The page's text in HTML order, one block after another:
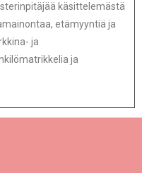
käsittelemästä
etämyyntiä ja
ja
ja